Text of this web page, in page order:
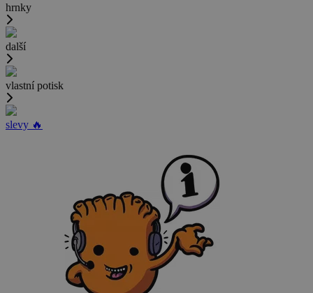
hrnky
další
vlastní potisk
slevy 🔥